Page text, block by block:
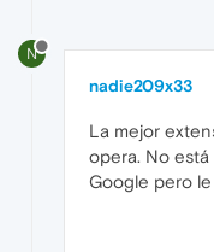
N
nadie209x33
La mejor
opera. No
Google pero